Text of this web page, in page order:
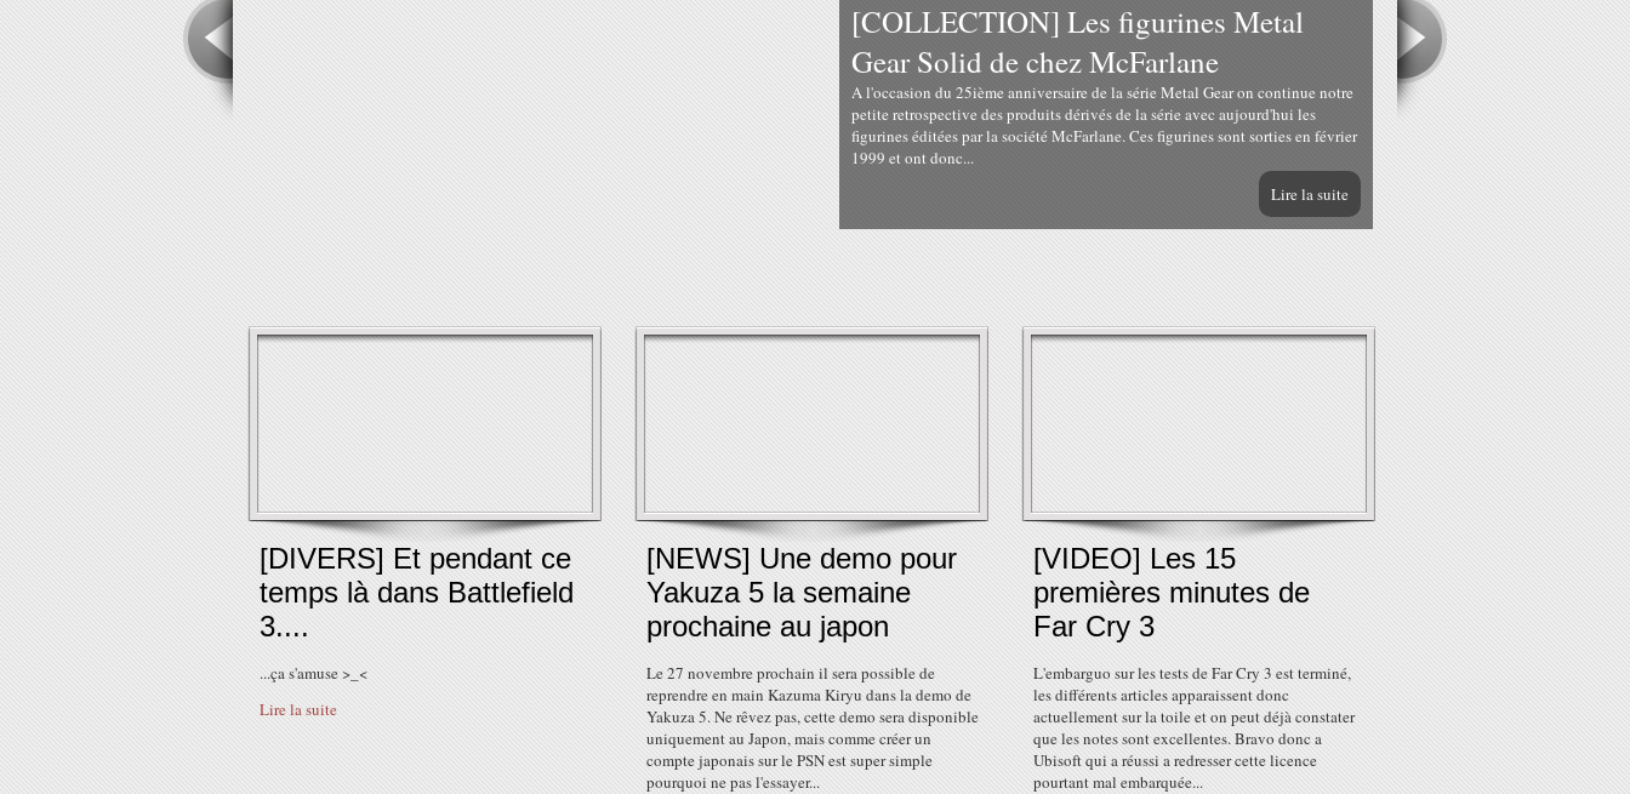
[COLLECTION] Les figurines Metal
Gear Solid de chez McFarlane
A l'occasion du 25ième anniversaire de la série Metal Gear on continue notre
petite retrospective des produits dérivés de la série avec aujourd'hui les
figurines éditées par la société McFarlane. Ces figurines sont sorties en février
1999 et ont donc...
Lire la suite
[DIVERS] Et pendant ce
temps là dans Battlefield
3....
...ça s'amuse >_<
Lire la suite
[NEWS] Une demo pour
Yakuza 5 la semaine
prochaine au japon
Le 27 novembre prochain il sera possible de
reprendre en main Kazuma Kiryu dans la demo de
Yakuza 5. Ne rêvez pas, cette demo sera disponible
uniquement au Japon, mais comme créer un
compte japonais sur le PSN est super simple
pourquoi ne pas l'essayer...
[VIDEO] Les 15
premières minutes de
Far Cry 3
L'embarguo sur les tests de Far Cry 3 est terminé,
les différents articles apparaissent donc
actuellement sur la toile et on peut déjà constater
que les notes sont excellentes. Bravo donc a
Ubisoft qui a réussi a redresser cette licence
pourtant mal embarquée...